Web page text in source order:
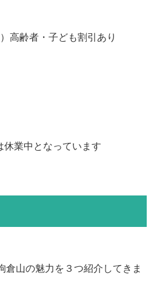
高齢者・子ども割引あり
業中となっています
倉山の魅力を３つ紹介してきま